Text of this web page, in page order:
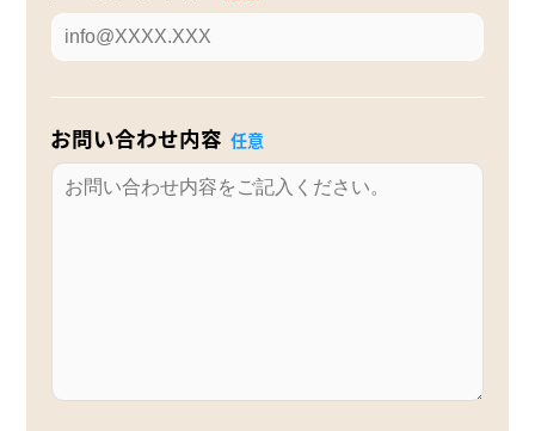
お問い合わせ内容